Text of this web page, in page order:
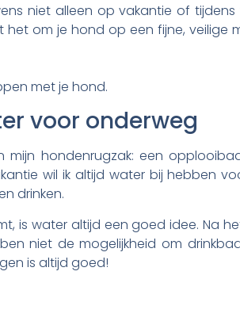
niet alleen op vakantie of
om je hond op een fijne, veilige
met je hond.
voor onderweg
hondenrugzak: een
wil ik altijd water bij hebben
drinken.
is water altijd een goed idee. Na
niet de mogelijkheid om
is altijd goed!